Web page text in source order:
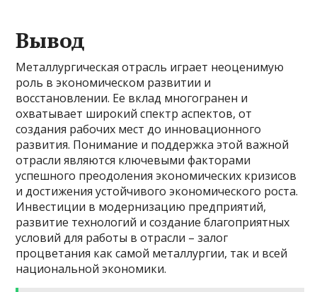
Вывод
Металлургическая отрасль играет неоценимую
роль в экономическом развитии и
восстановлении. Ее вклад многогранен и
охватывает широкий спектр аспектов, от
создания рабочих мест до инновационного
развития. Понимание и поддержка этой важной
отрасли являются ключевыми факторами
успешного преодоления экономических кризисов
и достижения устойчивого экономического роста.
Инвестиции в модернизацию предприятий,
развитие технологий и создание благоприятных
условий для работы в отрасли – залог
процветания как самой металлургии, так и всей
национальной экономики.